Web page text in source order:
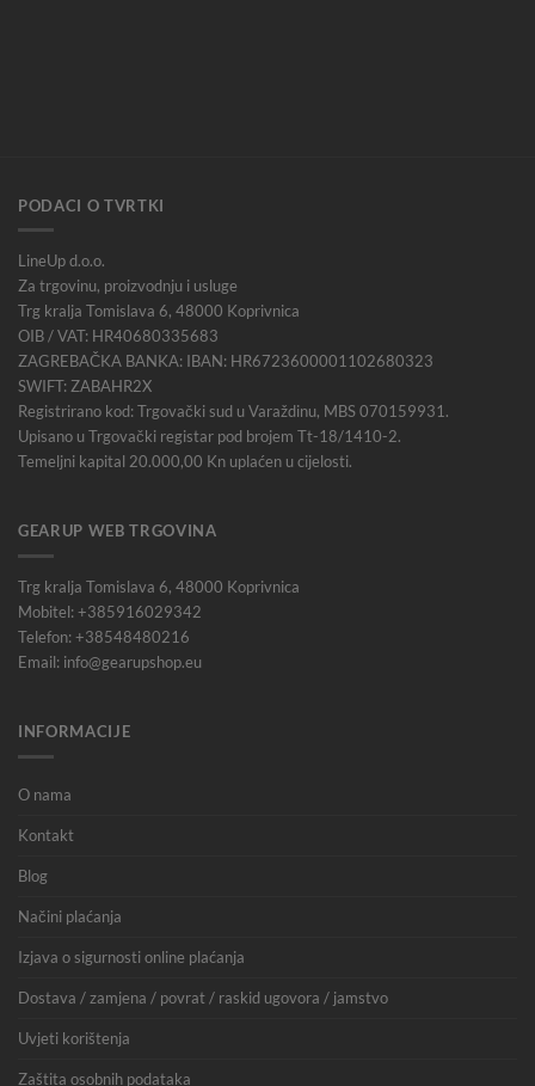
PODACI O TVRTKI
LineUp d.o.o.
Za trgovinu, proizvodnju i usluge
Trg kralja Tomislava 6, 48000 Koprivnica
OIB / VAT: HR40680335683
ZAGREBAČKA BANKA: IBAN: HR6723600001102680323
SWIFT: ZABAHR2X
Registrirano kod: Trgovački sud u Varaždinu, MBS 070159931.
Upisano u Trgovački registar pod brojem Tt-18/1410-2.
Temeljni kapital 20.000,00 Kn uplaćen u cijelosti.
GEARUP WEB TRGOVINA
Trg kralja Tomislava 6, 48000 Koprivnica
Mobitel: +385916029342
Telefon: +38548480216
Email: info@gearupshop.eu
INFORMACIJE
O nama
Kontakt
Blog
Načini plaćanja
Izjava o sigurnosti online plaćanja
Dostava / zamjena / povrat / raskid ugovora / jamstvo
Uvjeti korištenja
Zaštita osobnih podataka